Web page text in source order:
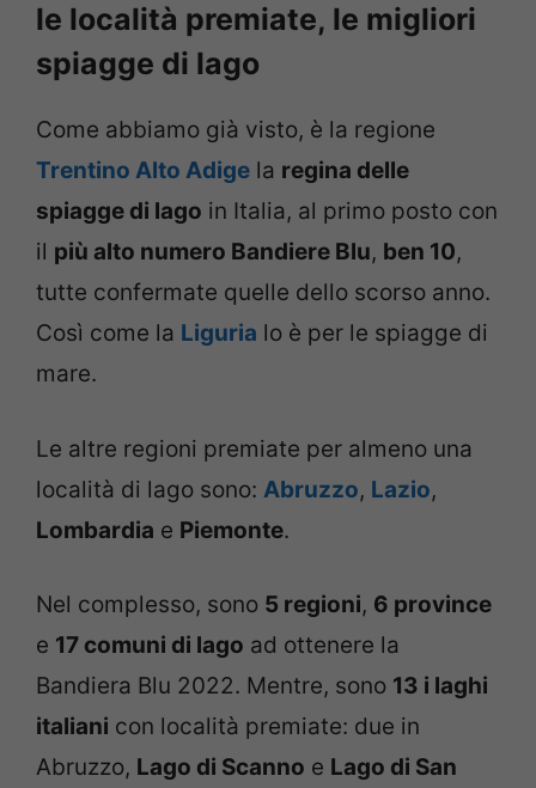
le località premiate, le migliori
spiagge di lago
Come abbiamo già visto, è la regione
Trentino Alto Adige la regina delle
spiagge di lago in Italia, al primo posto con
il più alto numero Bandiere Blu, ben 10,
tutte confermate quelle dello scorso anno.
Così come la Liguria lo è per le spiagge di
mare.
Le altre regioni premiate per almeno una
località di lago sono: Abruzzo, Lazio,
Lombardia e Piemonte.
Nel complesso, sono 5 regioni, 6 province
e 17 comuni di lago ad ottenere la
Bandiera Blu 2022. Mentre, sono 13 i laghi
italiani con località premiate: due in
Abruzzo, Lago di Scanno e Lago di San